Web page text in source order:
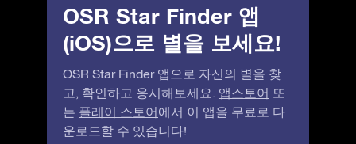
OSR Star Finder 앱
(iOS)으로 별을 보세요!
OSR Star Finder 앱으로 자신의 별을 찾
고, 확인하고 응시해보세요. 앱스토어 또
는 플레이 스토어에서 이 앱을 무료로 다
운로드할 수 있습니다!